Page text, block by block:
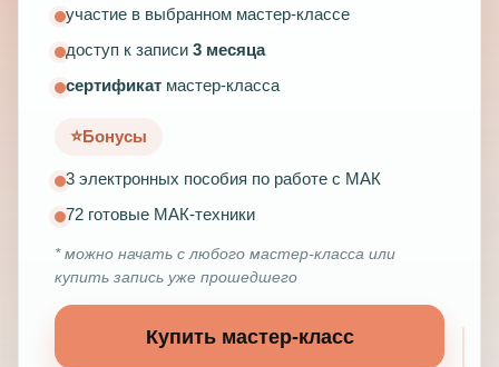
участие в выбранном мастер-классе
доступ к записи 3 месяца
сертификат мастер-класса
⭐️Бонусы
3 электронных пособия по работе с МАК
72 готовые МАК-техники
* можно начать с любого мастер-класса или
купить запись уже прошедшего
Купить мастер-класс